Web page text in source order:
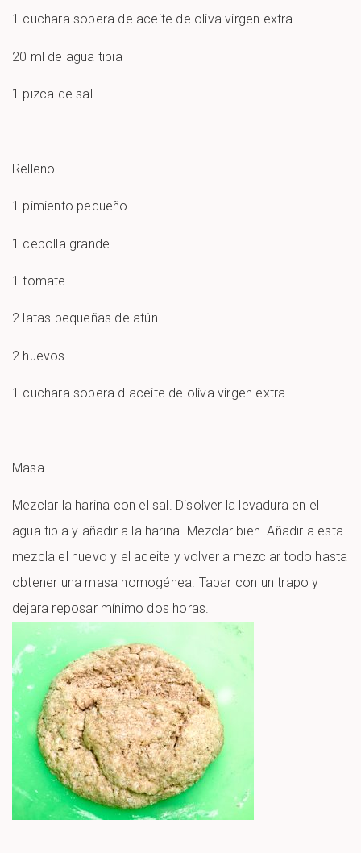
1 cuchara sopera de aceite de oliva virgen extra
20 ml de agua tibia
1 pizca de sal
Relleno
1 pimiento pequeño
1 cebolla grande
1 tomate
2 latas pequeñas de atún
2 huevos
1 cuchara sopera d aceite de oliva virgen extra
Masa
Mezclar la harina con el sal. Disolver la levadura en el
agua tibia y añadir a la harina. Mezclar bien. Añadir a esta
mezcla el huevo y el aceite y volver a mezclar todo hasta
obtener una masa homogénea. Tapar con un trapo y
dejara reposar mínimo dos horas.